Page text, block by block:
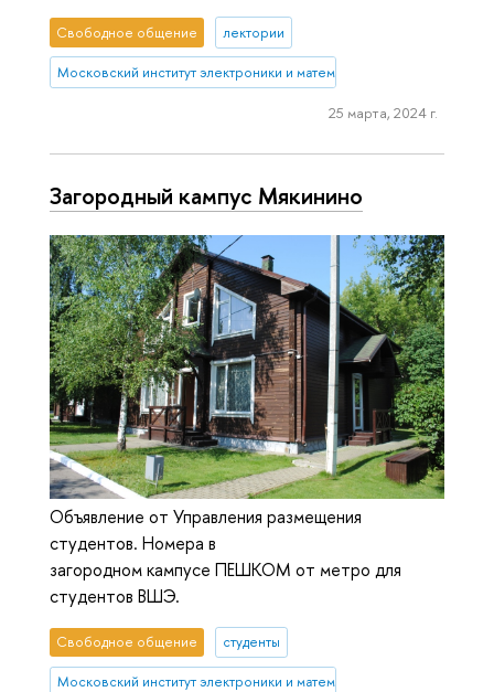
Свободное общение лектории
Московский институт электроники и математики им. А.Н. Тихонова
25 марта, 2024 г.
Загородный кампус Мякинино
Объявление от Управления размещения
студентов. Номера в
загородном кампусе ПЕШКОМ от метро для
студентов ВШЭ.
Свободное общение студенты
Московский институт электроники и математики им. А.Н. Тихонова